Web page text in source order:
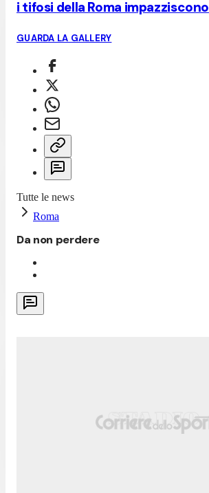
i tifosi della Roma impazziscono
GUARDA LA GALLERY
Tutte le news
Roma
Da non perdere